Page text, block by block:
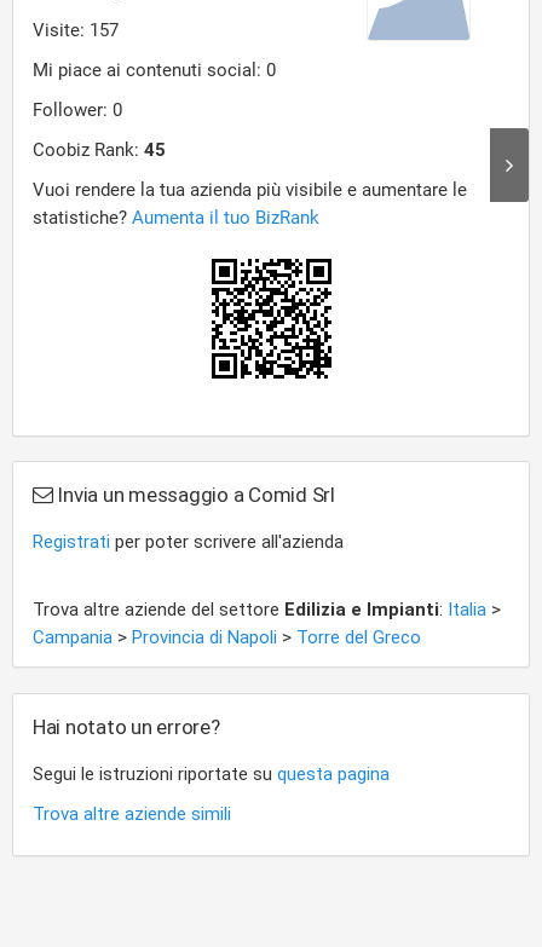
Invia un messaggio a Comid Srl
Registrati per poter scrivere all'azienda
Trova altre aziende del settore Edilizia e Impianti: Italia >
Campania > Provincia di Napoli > Torre del Greco
Hai notato un errore?
Segui le istruzioni riportate su questa pagina
Trova altre aziende simili